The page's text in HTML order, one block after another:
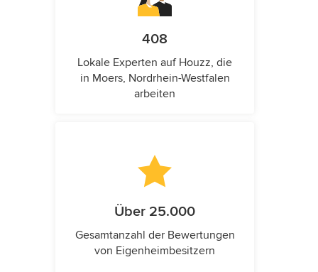
408
Lokale Experten auf Houzz, die
in Moers, Nordrhein-Westfalen
arbeiten
Über 25.000
Gesamtanzahl der Bewertungen
von Eigenheimbesitzern